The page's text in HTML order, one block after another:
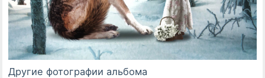
Другие фотографии альбома